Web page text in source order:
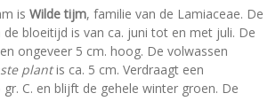
is Wilde tijm, familie van de Lamiaceae. De
bloeitijd is van ca. juni tot en met juli. De
ongeveer 5 cm. hoog. De volwassen
plantis ca. 5 cm. Verdraagt een
C. en blijft de gehele winter groen. De